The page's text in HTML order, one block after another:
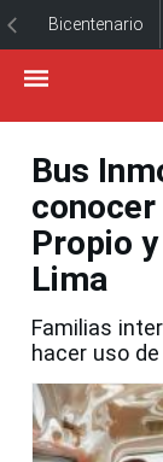
Bicentenario
Bus
Propio
Lima
Familias
hacer uso